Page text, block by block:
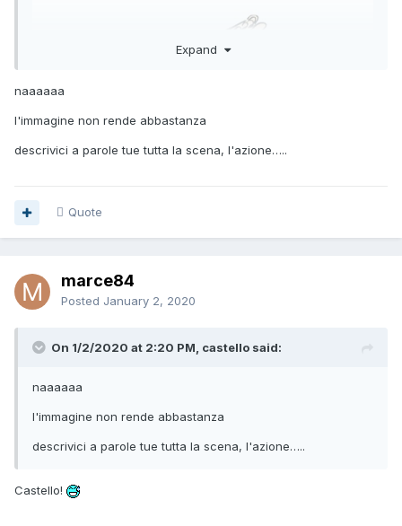
Expand
naaaaaa
l'immagine non rende abbastanza
descrivici a parole tue tutta la scena, l'azione…..
Quote
marce84
Posted January 2, 2020
On 1/2/2020 at 2:20 PM, castello said:
naaaaaa
l'immagine non rende abbastanza
descrivici a parole tue tutta la scena, l'azione…..
Castello!